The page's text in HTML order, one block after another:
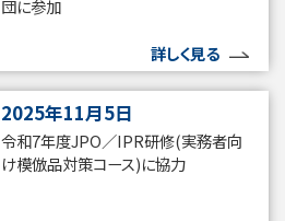
団に参加
詳しく見る
2025年11月5日
令和7年度JPO／IPR研修(実務者向
け模倣品対策コース)に協力